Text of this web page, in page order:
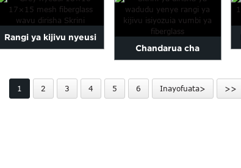
x 25-...
Duba...
Rangi ya kijivu nyeusi
Chandarua cha
vumbi rangi ya kijivu...
1 2 3 4 5 6 Inayofuata> >>